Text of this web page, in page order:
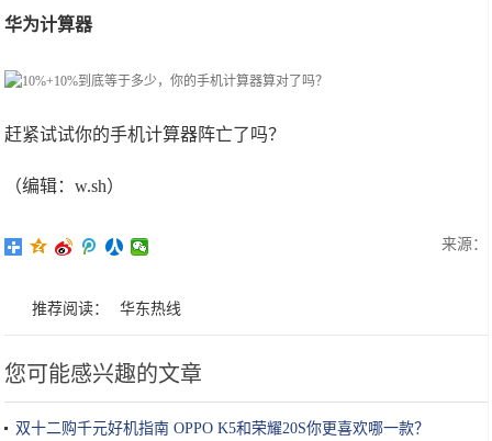
华为计算器
赶紧试试你的手机计算器阵亡了吗？
（编辑：w.sh）
来源：
推荐阅读： 华东热线
您可能感兴趣的文章
双十二购千元好机指南 OPPO K5和荣耀20S你更喜欢哪一款？